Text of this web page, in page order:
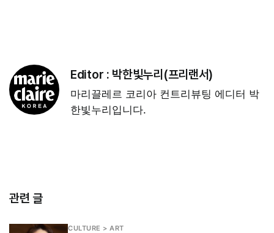
Editor : 박한빛누리(프리랜서)
마리끌레르 코리아 컨트리뷰팅 에디터 박
한빛누리입니다.
관련 글
CULTURE > ART